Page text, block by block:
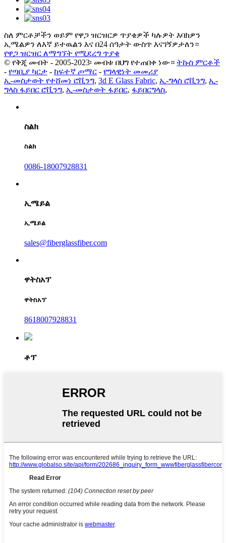
ስለ ምርቶቻችን ወይም የዋጋ ዝርዝርዎ ጥያቄዎች ካሉዎት እባክዎን
ኢሜልዎን ለእኛ ይተዉልን እና በ24 ሰዓታት ውስጥ እናገኝዎታለን።
የዋጋ ዝርዝር ለማግኘት የሚደረግ ጥያቄ
© የቅጂ መብት - 2005-2023፡ መብቱ በህግ የተጠበቀ ነው። ትኩስ ምርቶች
- የጣቢያ ካርታ - ከፍተኛ ጦማር - የግላዊነት መመሪያ
ኢ-መስታወት የተሸመነ ሮቪንግ, 3d E Glass Fabric, ኢ-ግላስ ሮቪንግ, ኢ-
ግላስ ፋይበር ሮቪንግ, ኢ-መስታወት ፋይበር, ፋይበርግላስ,
ስልክ
ስልክ
0086-18007928831
ኢሜይል
ኢሜይል
sales@fiberglassfiber.com
ዋትስአፕ
ዋትስአፕ
8618007928831
ቶፕ